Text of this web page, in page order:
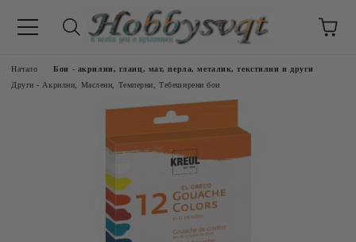
Начало
Бои - акрилни, гланц, мат, перла, металик, текстилни и други
Други - Акрилни, Маслени, Темперни, Тебеширени бои